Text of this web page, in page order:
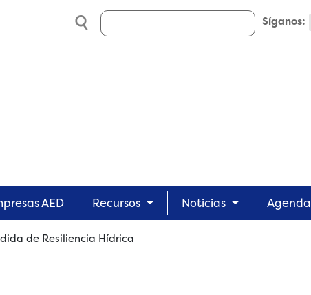
Síganos:
Search
AED Recursos Noticias Agenda
de Resiliencia Hídrica